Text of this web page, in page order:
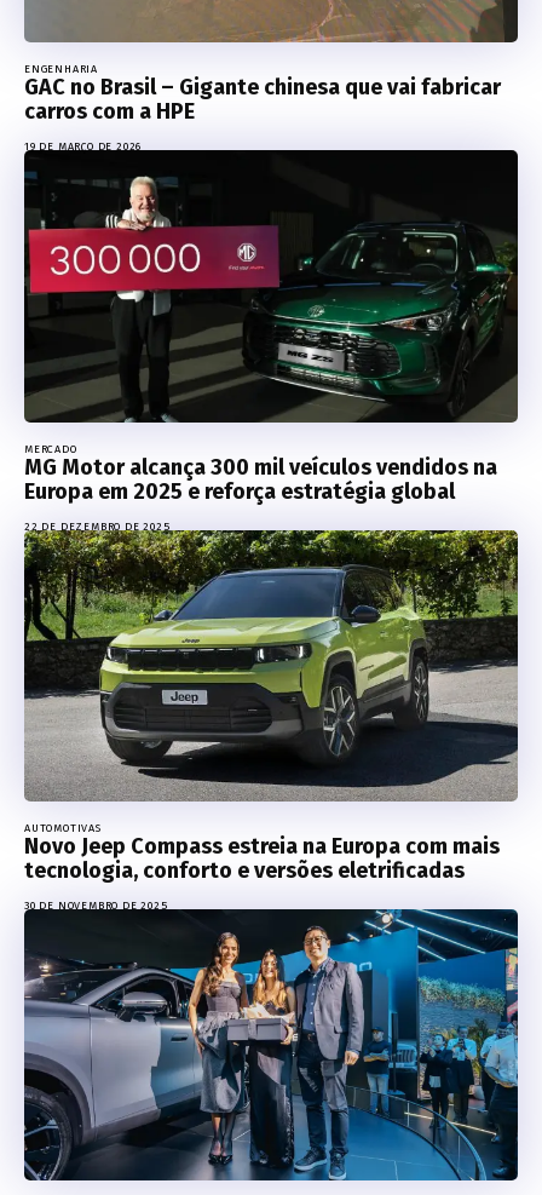
ENGENHARIA
GAC no Brasil – Gigante chinesa que vai fabricar
carros com a HPE
19 DE MARÇO DE 2026
MERCADO
MG Motor alcança 300 mil veículos vendidos na
Europa em 2025 e reforça estratégia global
22 DE DEZEMBRO DE 2025
AUTOMOTIVAS
Novo Jeep Compass estreia na Europa com mais
tecnologia, conforto e versões eletrificadas
30 DE NOVEMBRO DE 2025